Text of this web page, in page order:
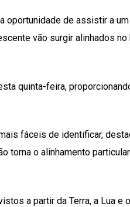
oportunidade de assistir a um
vão surgir alinhados no
quinta-feira,
fáceis de identificar,
torna o alinhamento
a partir da Terra, a Lua e